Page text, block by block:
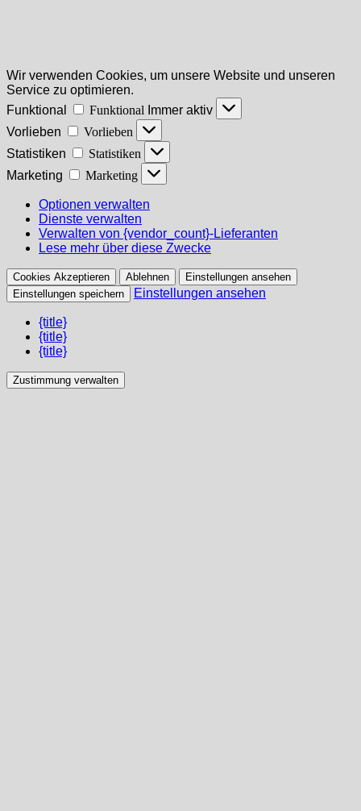
Wir verwenden Cookies, um unsere Website und unseren
Service zu optimieren.
Funktional
Funktional Immer aktiv
Vorlieben
Vorlieben
Statistiken
Statistiken
Marketing
Marketing
Optionen verwalten
Dienste verwalten
Verwalten von {vendor_count}-Lieferanten
Lese mehr über diese Zwecke
Cookies Akzeptieren Ablehnen
Einstellungen ansehen
Einstellungen speichern
Einstellungen ansehen
{title}
{title}
{title}
Zustimmung verwalten